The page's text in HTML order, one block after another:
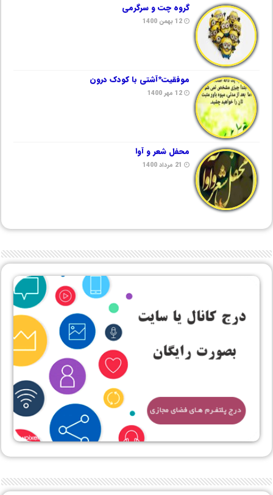
گروه چت و سرگرمی
12 بهمن 1400
موفقیت*آشتی با کودک درون
12 مهر 1400
محفل شعر و آوا
21 مرداد 1400